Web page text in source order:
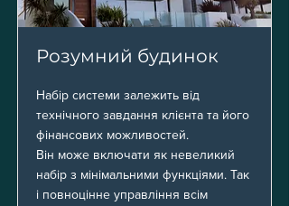
Розумний будинок
Набір системи залежить від
технічного завдання клієнта та його
фінансових можливостей.
Він може включати як невеликий
набір з мінімальними функціями. Так
і повноцінне управління всім